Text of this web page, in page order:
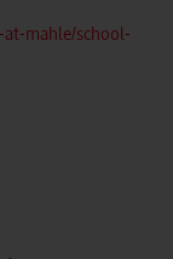
mahle/school-